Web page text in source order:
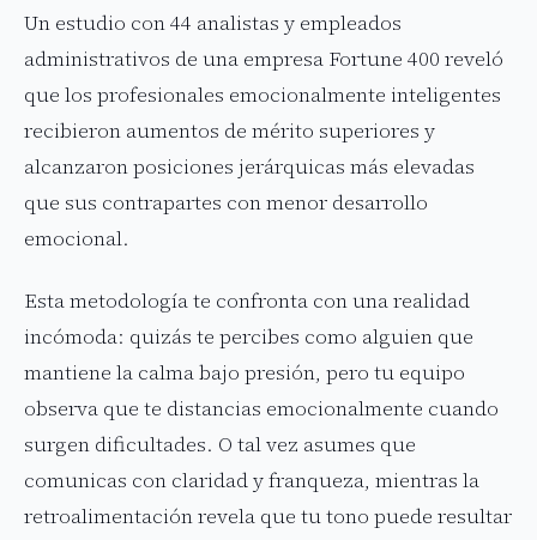
Un estudio con 44 analistas y empleados
administrativos de una empresa Fortune 400 reveló
que los profesionales emocionalmente inteligentes
recibieron aumentos de mérito superiores y
alcanzaron posiciones jerárquicas más elevadas
que sus contrapartes con menor desarrollo
emocional.
Esta metodología te confronta con una realidad
incómoda: quizás te percibes como alguien que
mantiene la calma bajo presión, pero tu equipo
observa que te distancias emocionalmente cuando
surgen dificultades. O tal vez asumes que
comunicas con claridad y franqueza, mientras la
retroalimentación revela que tu tono puede resultar